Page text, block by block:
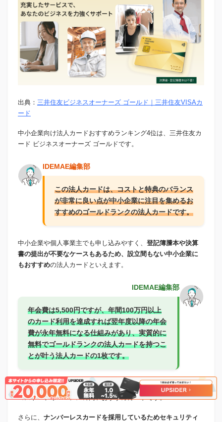
出典： 三井住友ビジネスオーナーズ ゴールド｜三井住友VISAカ
ード
中小企業向け法人カードおすすめランキング4位は、三井住友カ
ード ビジネスオーナーズ ゴールドです。
IDEMAE編集部
この法人カードは、コストと特典のバランス
が非常に良い点が中小企業に注目を集めるお
すすめのゴールドランクの法人カードです。
中小企業や個人事業主でも申し込みやすく、 登記簿謄本や決算
書の提出が不要なケースもあるため、設立間もない中小企業に
もおすすめの法人カードといえます。
IDEMAE編集部
年会費は5,500円ですが、年間100万円以上
のカード利用を達成すれば翌年度以降の年会
費が永年無料になる仕組みがあり、実質的に
無料でゴールドランクの法人カードを持つこ
とが叶う法人カードの1枚です。
日常的に法人カード決済を活用する中小企業にとっては非常に
コストパフォーマンスの高いおすすめカードです。
さらに、 ナンバーレスカードを採用しているためセキュリティ